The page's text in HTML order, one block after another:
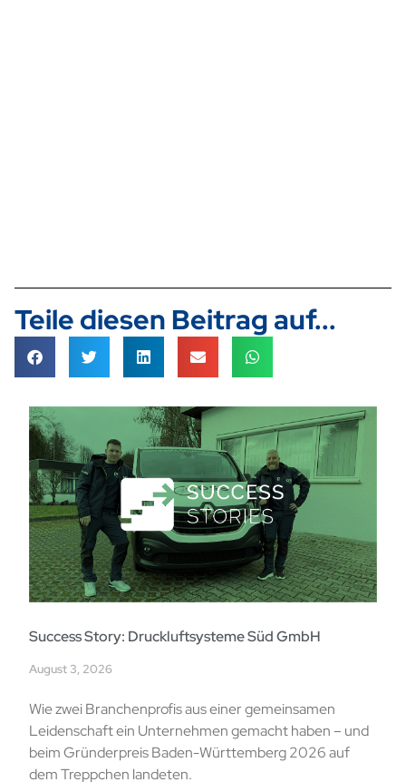
Teile diesen Beitrag auf...
Success Story: Druckluftsysteme Süd GmbH
August 3, 2026
Wie zwei Branchenprofis aus einer gemeinsamen
Leidenschaft ein Unternehmen gemacht haben – und
beim Gründerpreis Baden-Württemberg 2026 auf
dem Treppchen landeten.